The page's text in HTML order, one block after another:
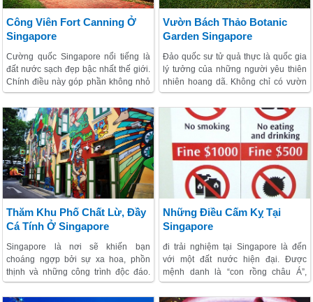
chuyển, Singapore có hệ thống giao
thông công cộng rất hiện đại.
Công Viên Fort Canning Ở
Singapore
Cường quốc Singapore nổi tiếng là
đất nước sạch đẹp bậc nhất thế giới.
Chính điều này góp phần không nhỏ
vào việc thu hút khách thăm quan
Singapore. Vì thế, nhiều người tới
quốc đảo sư tử bên cạnh việc được
tham quan các địa điểm đẹp còn là
mong muốn được hưởng thụ bầu
không khí trong lành, tươi mát. Chúng
tôi xin gợi ý một điểm đến dành cho
những vị khách yêu thiên nhiên –
Công viên Fort Canning.
Vườn Bách Thảo Botanic
Garden Singapore
Đảo quốc sư tử quả thực là quốc gia
lý tưởng của những người yêu thiên
nhiên hoang dã. Không chỉ có vườn
thú đêm Night Safari, sở thú quốc
gia... vườn bách thảo Botanic garden
cũng là nơi dành cho những người
muốn đắm mình vào thiên nhiên,
tránh xa khói bụi thành phố
Singapore.
Thăm Khu Phố Chất Lừ, Đầy
Cá Tính Ở Singapore
Singapore là nơi sẽ khiến bạn
choáng ngợp bởi sự xa hoa, phồn
thịnh và những công trình độc đáo.
Nếu đã quá chán ngấy với phố
phường ồn ào, những trung tâm mua
Những Điều Cấm Kỵ Tại
Singapore
đi trải nghiệm tại Singapore là đến
với một đất nước hiện đại. Được
mệnh danh là “con rồng châu Á”,
Singapore đang ngày càng phát triển
và lớn mạnh. Quốc đảo sư tử gây ấn